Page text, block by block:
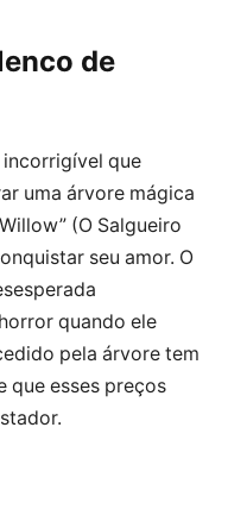
de
incorrigível que
uma árvore mágica
(O Salgueiro
seu amor. O
quando ele
pela árvore tem
que esses preços